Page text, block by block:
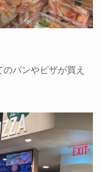
パンやピザが買え